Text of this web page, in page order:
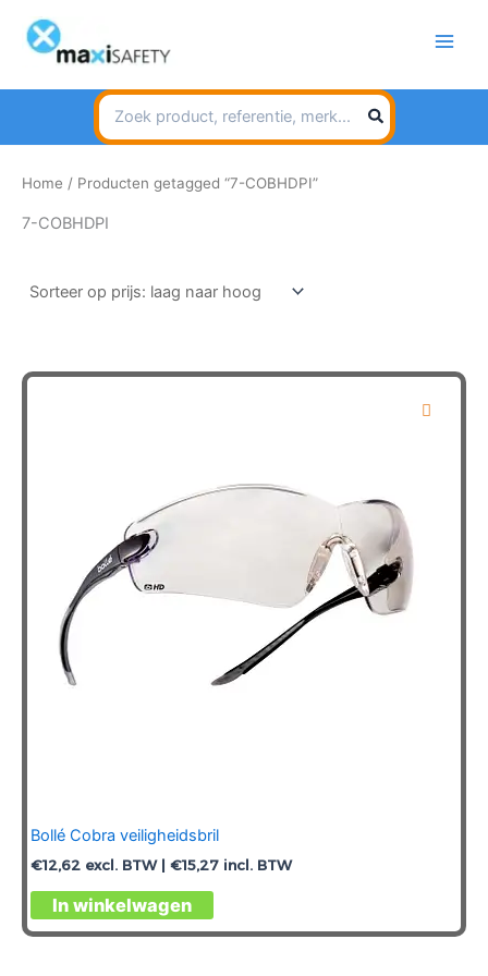
naar
inhoud
Search
for:
Home / Producten getagged “7-COBHDPI”
7-COBHDPI
Bollé Cobra veiligheidsbril
€12,62 excl. BTW | €15,27 incl. BTW
In winkelwagen